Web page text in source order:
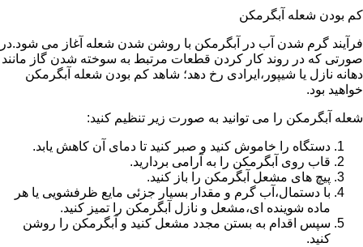
کم بودن شعله آبگرمکن
فرآیند گرم شدن آب در آبگرمکن با روشن شدن شعله آغاز می شود.در
صورتی که در روند کار کردن قطعات مرتبط به سوخته شدن گاز مانند
دهانه نازل یا شیپور،ایرادی رخ دهد؛ شاهد کم بودن شعله آبگرمکن
خواهید بود.
شعله آبگرمکن را می توانید به صورت زیر تنظیم کنید:
دستگاه را خاموش کنید و صبر کنید تا دمای آن کاهش یابد.
قاب روی آبگرمکن را به آرامی بردارید.
پیچ های مشعل آبگرمکن را باز کنید.
با دستمال،آب گرم و مقدار بسیار جزئی مایع ظرفشویی یا هر
ماده شوینده ای،مشعل و نازل آبگرمکن را تمیز کنید.
سپس اقدام به بستن مجدد مشعل کنید و آبگرمکن را روشن
کنید.